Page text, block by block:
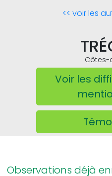
<< voir les
Côtes-
Voir les